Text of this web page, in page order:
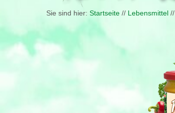
Sie sind hier: Startseite// Lebensmittel//